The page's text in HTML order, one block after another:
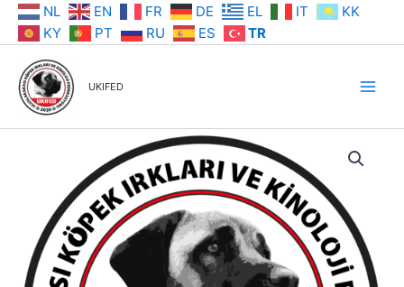
İçeriğe NL EN FR DE EL IT
KK
KY
PT RU ES TR
UKIFED